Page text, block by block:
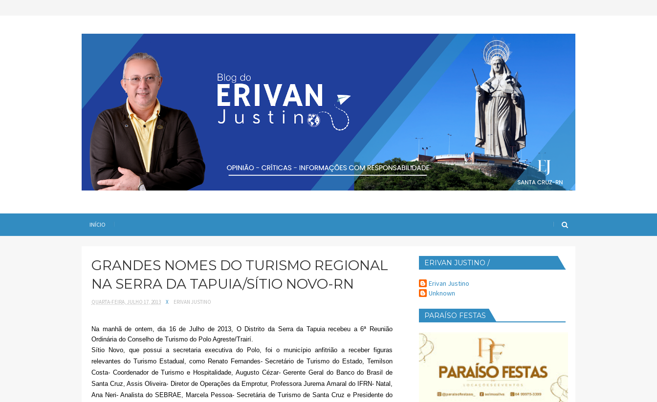
INÍCIO
GRANDES NOMES DO TURISMO REGIONAL
NA SERRA DA TAPUIA/SÍTIO NOVO-RN
QUARTA-FEIRA, JULHO 17, 2013 X ERIVAN JUSTINO
Na manhã de ontem, dia 16 de Julho de 2013, O Distrito da Serra da Tapuia recebeu a 6ª Reunião
Ordinária do Conselho de Turismo do Polo Agreste/Trairí.
Sítio Novo, que possui a secretaria executiva do Polo, foi o município anfitrião a receber figuras
relevantes do Turismo Estadual, como Renato Fernandes- Secretário de Turismo do Estado, Temilson
Costa- Coordenador de Turismo e Hospitalidade, Augusto Cézar- Gerente Geral do Banco do Brasil de
Santa Cruz, Assis Oliveira- Diretor de Operações da Emprotur, Professora Jurema Amaral do IFRN- Natal,
Ana Neri- Analista do SEBRAE, Marcela Pessoa- Secretária de Turismo de Santa Cruz e Presidente do
ERIVAN JUSTINO /
Erivan Justino
Unknown
PARAÍSO FESTAS